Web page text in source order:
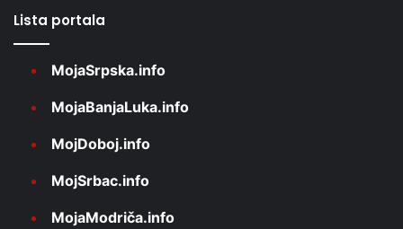
Lista portala
MojaSrpska.info
MojaBanjaLuka.info
MojDoboj.info
MojSrbac.info
MojaModriča.info